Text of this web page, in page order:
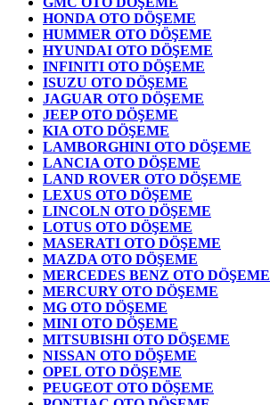
HONDA OTO DÖŞEME
HUMMER OTO DÖŞEME
HYUNDAI OTO DÖŞEME
INFINITI OTO DÖŞEME
ISUZU OTO DÖŞEME
JAGUAR OTO DÖŞEME
JEEP OTO DÖŞEME
KIA OTO DÖŞEME
LAMBORGHINI OTO DÖŞEME
LANCIA OTO DÖŞEME
LAND ROVER OTO DÖŞEME
LEXUS OTO DÖŞEME
LINCOLN OTO DÖŞEME
LOTUS OTO DÖŞEME
MASERATI OTO DÖŞEME
MAZDA OTO DÖŞEME
MERCEDES BENZ OTO DÖŞEME
MERCURY OTO DÖŞEME
MG OTO DÖŞEME
MINI OTO DÖŞEME
MITSUBISHI OTO DÖŞEME
NISSAN OTO DÖŞEME
OPEL OTO DÖŞEME
PEUGEOT OTO DÖŞEME